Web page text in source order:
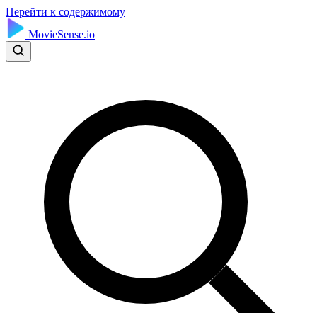
Перейти к содержимому
MovieSense.io